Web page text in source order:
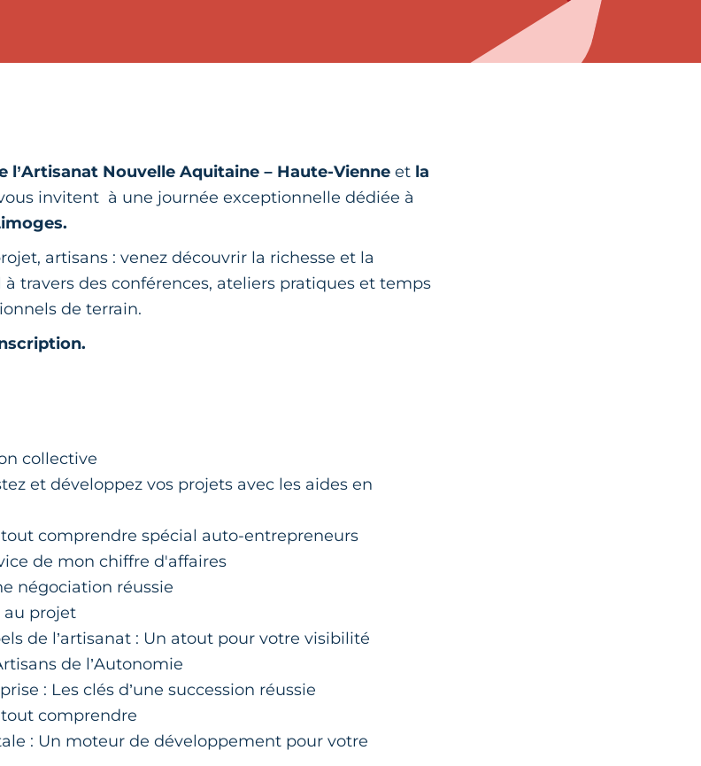
l’Artisanat Nouvelle Aquitaine – Haute-Vienneet la
invitent à une journée exceptionnelle dédiée à
artisans : venez découvrir la richesse et la
travers des conférences, ateliers pratiques et temps
de terrain.
collective
et développez vos projets avec les aides en
tout comprendre spécial auto-entrepreneurs
de mon chiffre d'affaires
négociation réussie
au projet
de l’artisanat : Un atout pour votre visibilité
de l’Autonomie
: Les clés d’une succession réussie
tout comprendre
: Un moteur de développement pour votre